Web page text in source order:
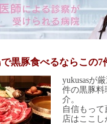
黒豚食べるならこの7
yukusasが
件の黒豚料
介。
自信もって
店はここし